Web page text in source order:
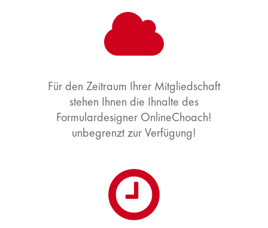
Für den Zeitraum Ihrer Mitgliedschaft
stehen Ihnen die Ihnalte des
Formulardesigner OnlineChoach!
unbegrenzt zur Verfügung!